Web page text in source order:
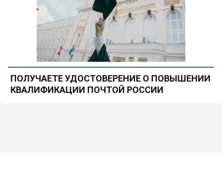
ПОЛУЧАЕТЕ УДОСТОВЕРЕНИЕ О ПОВЫШЕНИИ
КВАЛИФИКАЦИИ ПОЧТОЙ РОССИИ